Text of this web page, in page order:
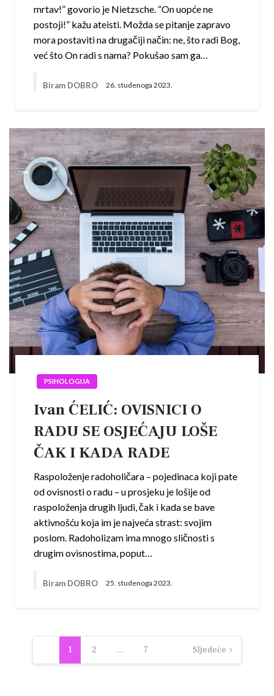
mrtav!” govorio je Nietzsche. “On uopće ne
postoji!” kažu ateisti. Možda se pitanje zapravo
mora postaviti na drugačiji način: ne, što radi Bog,
već što On radi s nama? Pokušao sam ga…
Biram DOBRO 26. studenoga 2023.
PSIHOLOGIJA
Ivan ĆELIĆ: OVISNICI O
RADU SE OSJEĆAJU LOŠE
ČAK I KADA RADE
Raspoloženje radoholičara – pojedinaca koji pate
od ovisnosti o radu – u prosjeku je lošije od
raspoloženja drugih ljudi, čak i kada se bave
aktivnošću koja im je najveća strast: svojim
poslom. Radoholizam ima mnogo sličnosti s
drugim ovisnostima, poput…
Biram DOBRO 25. studenoga 2023.
Navigacija
objava
1 2 … 7 Sljedeće